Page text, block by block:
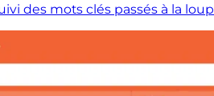
des mots clés passés à la